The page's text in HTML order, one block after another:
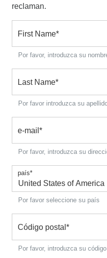
reclaman.
First Name*
Por favor, introduzca su
Last Name*
Por favor introduzca su
e-mail *
Por favor, introduzca su
país*
Por favor seleccione su país
Código postal *
Por favor, introduzca su